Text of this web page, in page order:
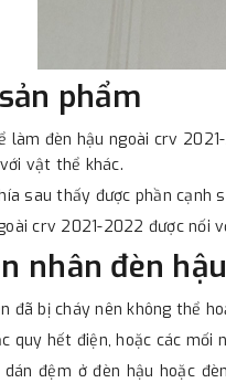
phẩm
làm đèn hậu ngoài crv
vật thể khác.
sau thấy được phần cạnh
crv 2021-2022 được nối
nhân đèn
đã bị cháy nên không thể
quy hết điện, hoặc các mối
dán đệm ở đèn hậu hoặc